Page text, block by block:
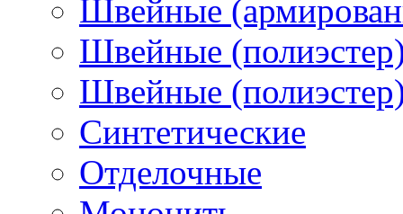
Швейные
Швейные
Швейные
Синтетические
Отделочные